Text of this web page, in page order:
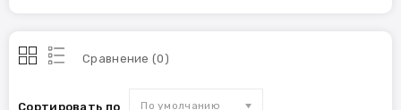
Сравнение (0)
Сортировать по По умолчанию